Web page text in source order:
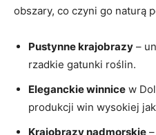
obszary, co czyni go naturą
Pustynne krajobrazy –
rzadkie gatunki roślin.
Eleganckie winnice w
produkcji win wysokiej
Krajobrazy nadmorskie